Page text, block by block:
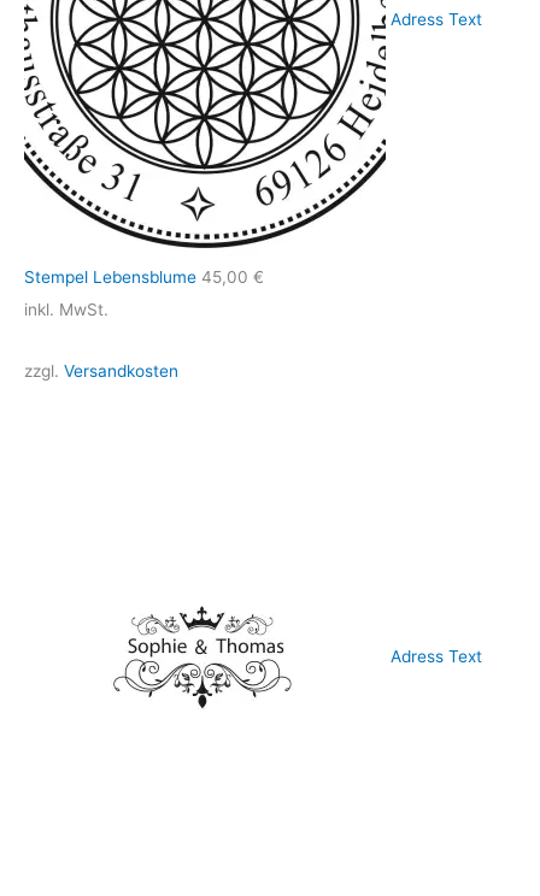
Adress Text
Stempel Lebensblume 45,00 €
inkl. MwSt.
zzgl. Versandkosten
Adress Text